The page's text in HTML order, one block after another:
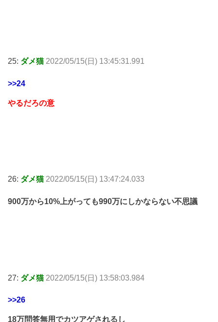
25: ダメ猫 2022/05/15(日) 13:45:31.991
>>24
やるだろの意
26: ダメ猫 2022/05/15(日) 13:47:24.033
900万から10%上がっても990万にしかならない不思議
27: ダメ猫 2022/05/15(日) 13:58:03.984
>>26
18万問答無用でカツアゲされるし